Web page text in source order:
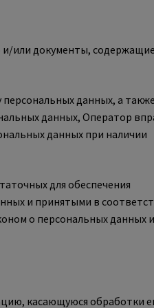
или документы, содержащие
персональных данных, а
данных, Оператор
данных при наличии
для обеспечения
и принятыми в
о персональных данных
касающуюся обработки